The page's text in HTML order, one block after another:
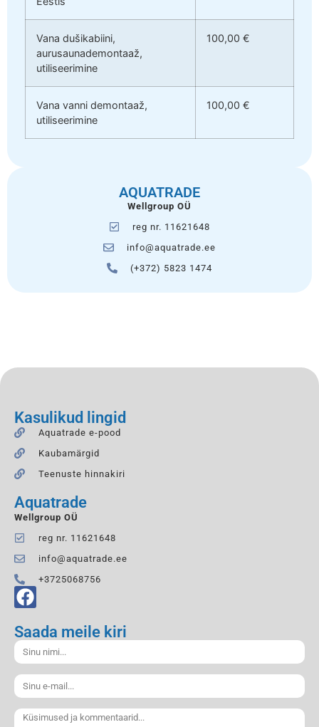
Vana dušikabiini,
aurusaunademontaaž,
utiliseerimine
100,00 €
Vana vanni demontaaž,
utiliseerimine
100,00 €
AQUATRADE
Wellgroup OÜ
reg nr. 11621648
info@aquatrade.ee
(+372) 5823 1474
Kasulikud lingid
Aquatrade e-pood
Kaubamärgid
Teenuste hinnakiri
Aquatrade
Wellgroup OÜ
reg nr. 11621648
info@aquatrade.ee
+3725068756
Saada meile kiri